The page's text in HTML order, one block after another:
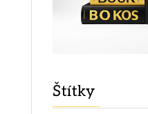
Štítky